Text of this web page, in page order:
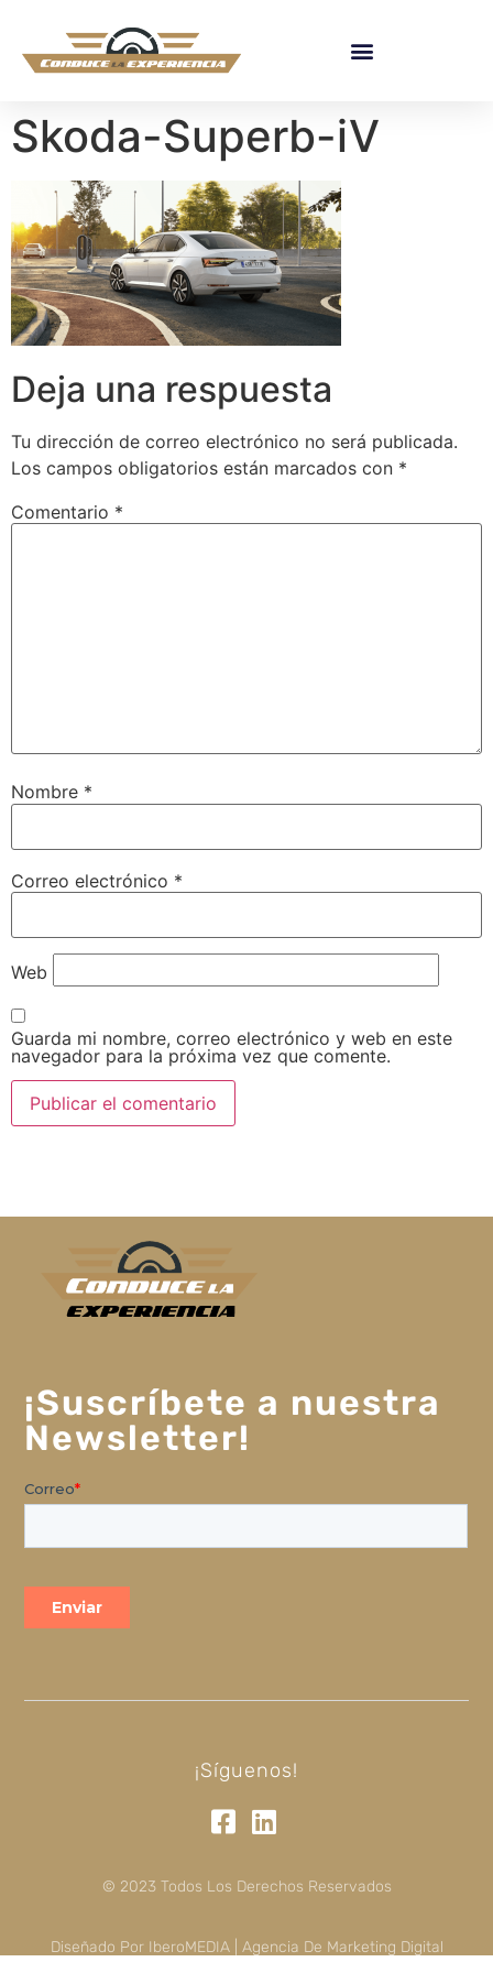
Skoda-Superb-iV
Deja una respuesta
Tu dirección de correo electrónico no será publicada.
Los campos obligatorios están marcados con *
Comentario *
Nombre *
Correo electrónico *
Web
Guarda mi nombre, correo electrónico y web en este
navegador para la próxima vez que comente.
¡Suscríbete a nuestra
Newsletter!
¡Síguenos!
© 2023 Todos Los Derechos Reservados
Diseñado Por IberoMEDIA | Agencia De Marketing Digital